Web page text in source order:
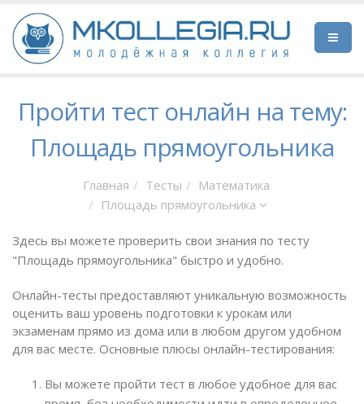
Пройти тест онлайн на тему:
Площадь прямоугольника
Главная Тесты
Математика
Площадь прямоугольника
Здесь вы можете проверить свои знания по тесту
"Площадь прямоугольника" быстро и удобно.
Онлайн-тесты предоставляют уникальную возможность
оценить ваш уровень подготовки к урокам или
экзаменам прямо из дома или в любом другом удобном
для вас месте. Основные плюсы онлайн-тестирования:
Вы можете пройти тест в любое удобное для вас